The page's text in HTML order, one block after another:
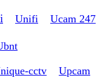
Unifi Ucam 247
cctv Upcam